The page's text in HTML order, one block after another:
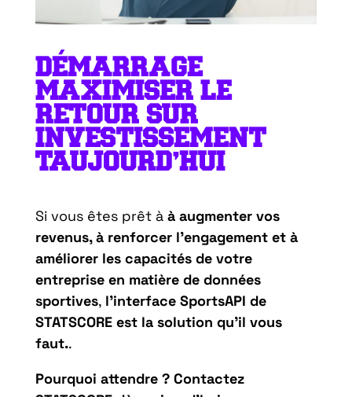
DÉMARRAGE
MAXIMISER LE
RETOUR SUR
INVESTISSEMENT
TAUJOURD’HUI
Si vous êtes prêt à à augmenter vos
revenus, à renforcer l’engagement et à
améliorer les capacités de votre
entreprise en matière de données
sportives, l’interface SportsAPI de
STATSCORE est la solution qu’il vous
faut..
Pourquoi attendre ? Contactez